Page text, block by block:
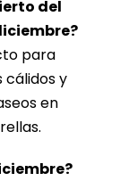
del
para
cálidos y
en